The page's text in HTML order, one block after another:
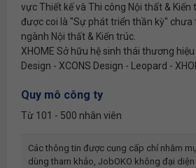
vực Thiết kế và Thi công Nội thất &
được coi là "Sự phát triển thần kỳ"
ngành Nội thất & Kiến trúc.
XHOME Sở hữu hệ sinh thái thương hiệu
Design - XCONS Design - Leopard -
Quy mô công ty
Từ 101 - 500 nhân viên
Các thông tin được cung cấp chỉ nhằm
dùng tham khảo, JobOKO không đại